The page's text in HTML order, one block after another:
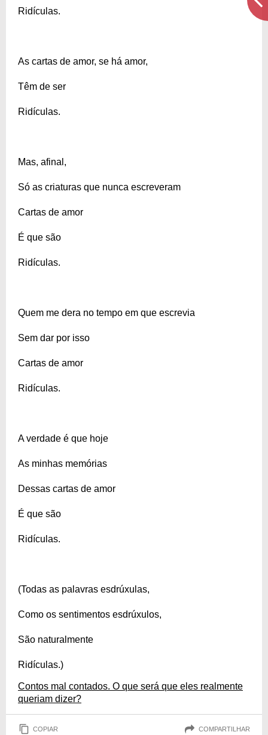
Ridículas.
As cartas de amor, se há amor,
Têm de ser
Ridículas.
Mas, afinal,
Só as criaturas que nunca escreveram
Cartas de amor
É que são
Ridículas.
Quem me dera no tempo em que escrevia
Sem dar por isso
Cartas de amor
Ridículas.
A verdade é que hoje
As minhas memórias
Dessas cartas de amor
É que são
Ridículas.
(Todas as palavras esdrúxulas,
Como os sentimentos esdrúxulos,
São naturalmente
Ridículas.)
Contos mal contados. O que será que eles realmente
queriam dizer?
COPIAR COMPARTILHAR